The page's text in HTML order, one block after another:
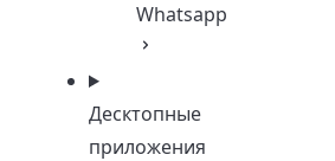
Whatsapp
Десктопные
приложения